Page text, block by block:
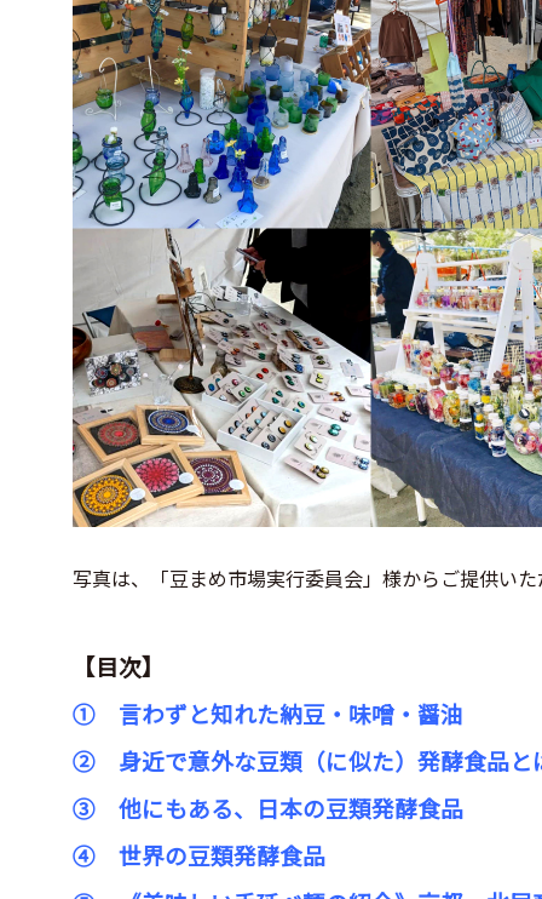
写真は、「豆まめ市場実行委員会」様からご提供い
【目次】
① 言わずと知れた納豆・味噌・醤油
② 身近で意外な豆類（に似た）発酵食品と
③ 他にもある、日本の豆類発酵食品
④ 世界の豆類発酵食品